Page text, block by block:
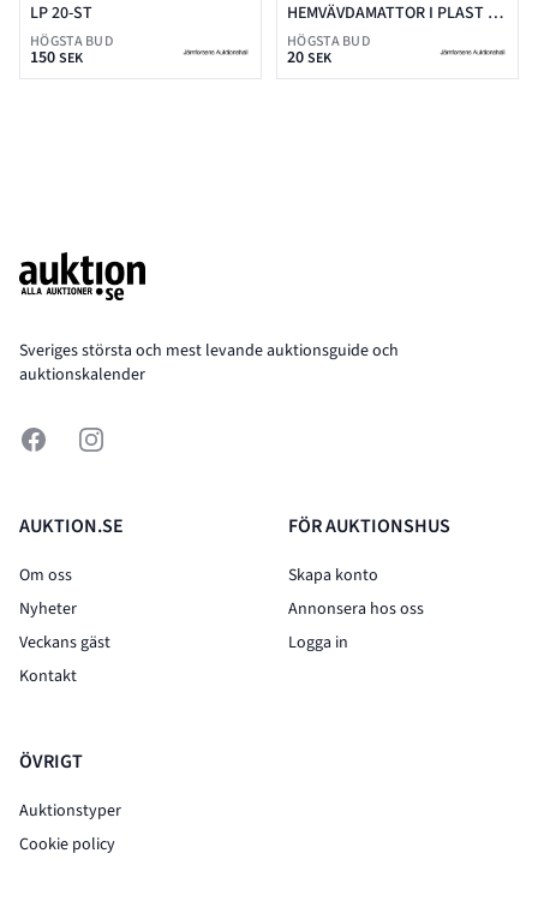
LP 20-ST
HÖGSTA BUD
150SEK
HEMVÄVDAMATTOR I PLAST &
TYG 2-ST
HÖGSTA BUD
20SEK
Sveriges största och mest levande auktionsguide och
auktionskalender
FacebookInstagram
AUKTION.SE
Om oss
Nyheter
Veckans gäst
Kontakt
ÖVRIGT
Auktionstyper
Cookie policy
FÖR AUKTIONSHUS
Skapa konto
Annonsera hos oss
Logga in